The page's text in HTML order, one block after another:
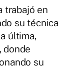
trabajó en
su técnica
última,
donde
su